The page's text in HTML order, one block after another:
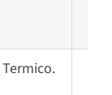
Termico.